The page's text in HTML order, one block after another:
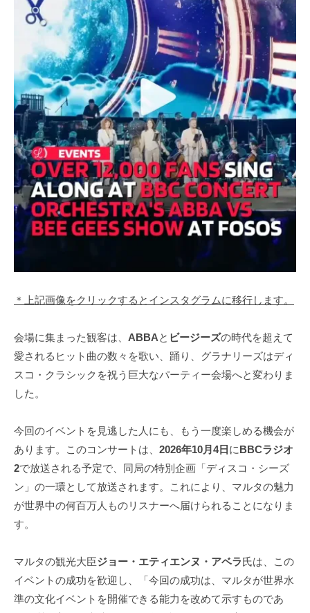
＊上記画像をクリックするとインスタグラムに移行します。
会場に集まった観客は、 ABBAと ビージーズの時代を超えて
愛されるヒット曲の数々を歌い、踊り、グラナリーズはディ
スコ・クラシックを祝う巨大なパーティー会場へと変わりま
した。
今回のイベントを見逃した人にも、もう一度楽しめる機会が
あります。このコンサートは、 2026年10月4日 にBBCラジオ
2で放送される予定で、同局の特別企画「ディスコ・シーズ
ン」の一環として放送されます。これにより、マルタの魅力
が世界中の何百万人ものリスナーへ届けられることになりま
す。
マルタの観光大臣ジョー・エティエンヌ・アベラ氏は、この
イベントの成功を歓迎し、「今回の成功は、マルタが世界水
準の文化イベントを開催できる能力を改めて示すものであ